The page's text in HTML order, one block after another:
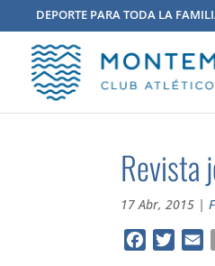
DEPORTE PARA TODA LA
Revista
17 Abr, 2015 |
Facebook